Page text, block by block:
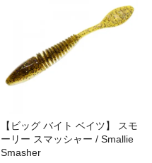
【ビッグ バイト ベイツ】 スモ
ーリー スマッシャー / Smallie
Smasher